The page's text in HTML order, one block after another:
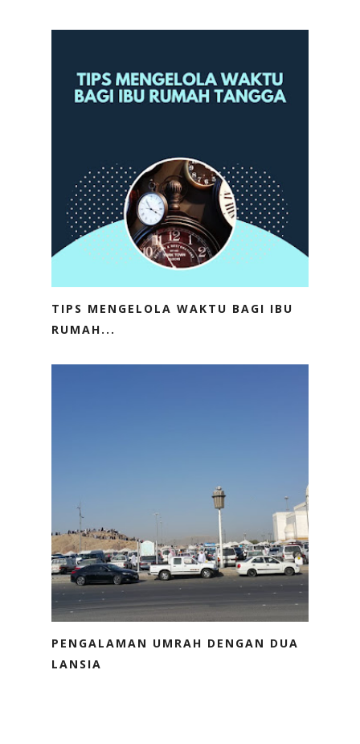
TIPS MENGELOLA WAKTU BAGI IBU
RUMAH...
PENGALAMAN UMRAH DENGAN DUA
LANSIA